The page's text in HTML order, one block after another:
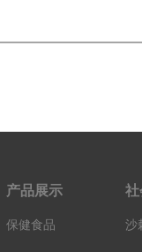
产品展示
保健食品
社
沙